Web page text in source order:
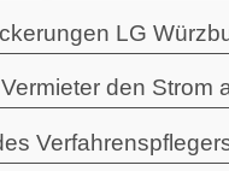
LG
den Strom